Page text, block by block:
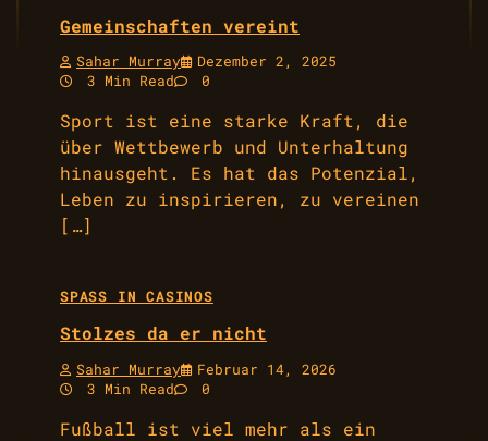
Gemeinschaften vereint
Sahar Murray
Dezember 2, 2025
3 Min Read
0
Sport ist eine starke Kraft, die
über Wettbewerb und Unterhaltung
hinausgeht. Es hat das Potenzial,
Leben zu inspirieren, zu vereinen
[…]
SPASS IN CASINOS
Stolzes da er nicht
Sahar Murray
Februar 14, 2026
3 Min Read
0
Fußball ist viel mehr als ein